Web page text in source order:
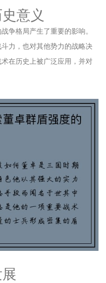
意义
争格局产生了重要的影响。
力，也对其他势力的战略决
在历史上被广泛应用，并对